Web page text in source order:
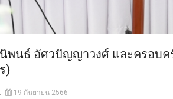
พนธ์ อัศวปัญญาวงศ์ และครอบ
)
19 กันยายน 2566